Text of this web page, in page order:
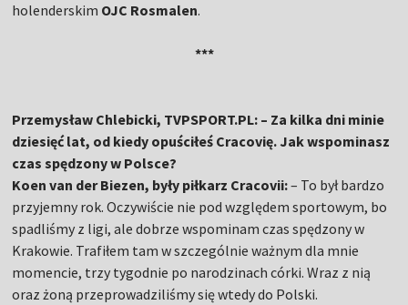
holenderskim OJC Rosmalen.
***
Przemysław Chlebicki, TVPSPORT.PL: – Za kilka dni minie
dziesięć lat, od kiedy opuściłeś Cracovię. Jak wspominasz
czas spędzony w Polsce?
Koen van der Biezen, były piłkarz Cracovii:– To był bardzo
przyjemny rok. Oczywiście nie pod względem sportowym, bo
spadliśmy z ligi, ale dobrze wspominam czas spędzony w
Krakowie. Trafiłem tam w szczególnie ważnym dla mnie
momencie, trzy tygodnie po narodzinach córki. Wraz z nią
oraz żoną przeprowadziliśmy się wtedy do Polski.